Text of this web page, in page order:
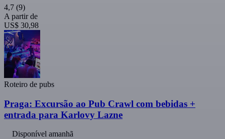
4,7 (9)
A partir de
US$ 30,98
Roteiro de pubs
Praga: Excursão ao Pub Crawl com bebidas +
entrada para Karlovy Lazne
Disponível amanhã